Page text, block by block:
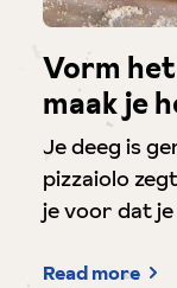
Vorm
maak je
Je deeg is
pizzaiolo
je voor dat
Read more